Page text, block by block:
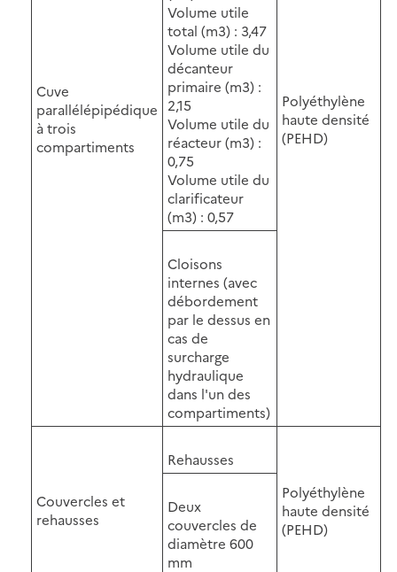
Cuve
parallélépipédique
à trois
compartiments
Volume utile
total (m3) : 3,47
Volume utile du
décanteur
primaire (m3) :
2,15
Volume utile du
réacteur (m3) :
0,75
Volume utile du
clarificateur
(m3) : 0,57
Polyéthylène
haute densité
(PEHD)
Cloisons
internes (avec
débordement
par le dessus en
cas de
surcharge
hydraulique
dans l'un des
compartiments)
Couvercles et
rehausses
Rehausses
Polyéthylène
haute densité
(PEHD)
Deux
couvercles de
diamètre 600
mm